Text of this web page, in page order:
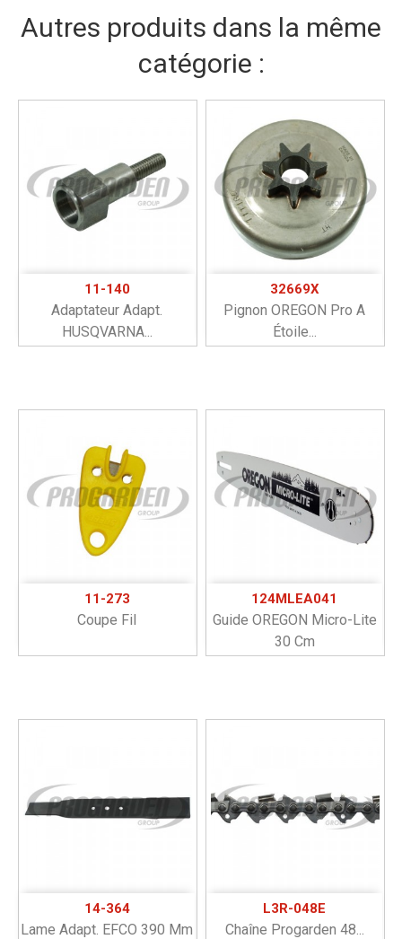
Autres produits dans la même
catégorie :
11-140
Adaptateur Adapt.
HUSQVARNA...
32669X
Pignon OREGON Pro A
Étoile...
11-273
Coupe Fil
124MLEA041
Guide OREGON Micro-Lite
30 Cm
14-364
Lame Adapt. EFCO 390 Mm
L3R-048E
Chaîne Progarden 48...